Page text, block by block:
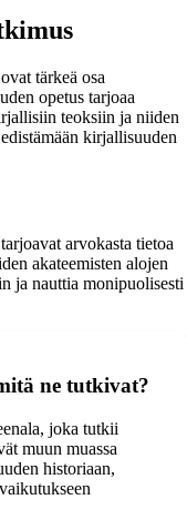
tärkeä osa
opetus tarjoaa
teoksiin ja niiden
kirjallisuuden
arvokasta tietoa
akateemisten alojen
ja nauttia monipuolisesti
ne tutkivat?
joka tutkii
muun muassa
historiaan,